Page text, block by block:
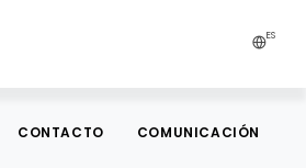
ES
CONTACTO COMUNICACIÓN